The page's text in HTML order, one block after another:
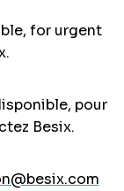
for urgent
pour
Besix.